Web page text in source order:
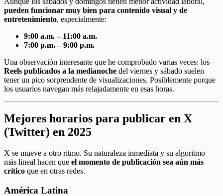
pueden funcionar muy bien para contenido visual y de
entretenimiento, especialmente:
9:00 a.m. – 11:00 a.m.
7:00 p.m. – 9:00 p.m.
Una observación interesante que he comprobado varias veces: los
Reels publicados a la medianoche del viernes y sábado suelen
tener un pico sorprendente de visualizaciones. Posiblemente porque
los usuarios navegan más relajadamente en esas horas.
Mejores horarios para publicar en X
(Twitter) en 2025
X se mueve a otro ritmo. Su naturaleza inmediata y su algoritmo
más lineal hacen que el momento de publicación sea aún más
crítico que en otras redes.
América Latina